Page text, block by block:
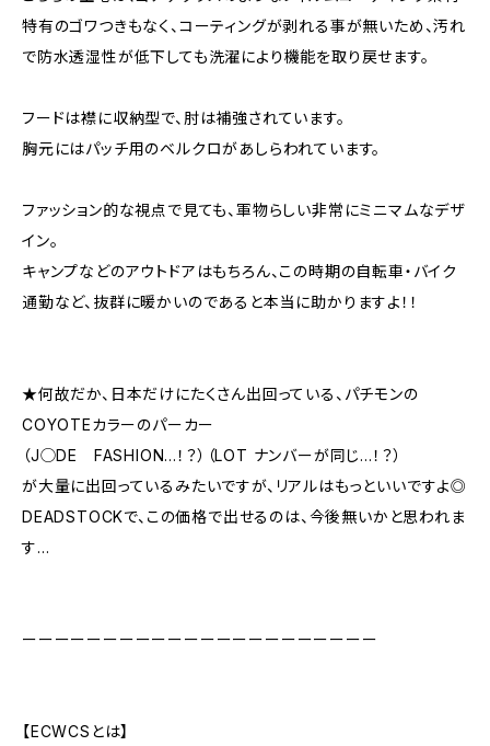
特有のゴワつきもなく、コーティングが剥れる事が無いため、汚れ
で防水透湿性が低下しても洗濯により機能を取り戻せます。
フードは襟に収納型で、肘は補強されています。
胸元にはパッチ用のベルクロがあしらわれています。
ファッション的な視点で見ても、軍物らしい非常にミニマムなデザ
イン。
キャンプなどのアウトドアはもちろん、この時期の自転車・バイク
通勤など、抜群に暖かいのであると本当に助かりますよ！！
★何故だか、日本だけにたくさん出回っている、パチモンの
COYOTEカラーのパーカー
（J◯DE FASHION…！？）（LOT ナンバーが同じ…！？）
が大量に出回っているみたいですが、リアルはもっといいですよ◎
DEADSTOCKで、この価格で出せるのは、今後無いかと思われま
す…
ーーーーーーーーーーーーーーーーーーーーーー
【ECWCSとは】